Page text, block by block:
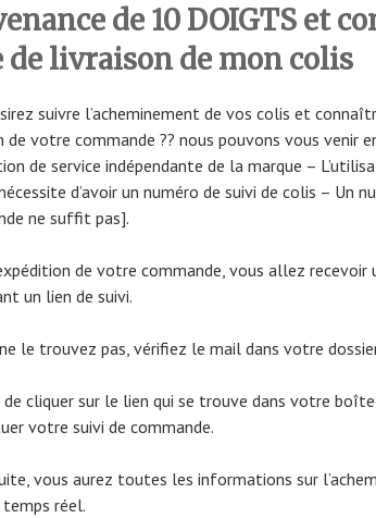
de 10 DOIGTS et
de livraison de mon colis
suivre l’acheminement de vos colis et
de votre commande ?? nous pouvons vous venir
de service indépendante de la marque –
d’avoir un numéro de suivi de colis – Un
ne suffit pas].
de votre commande, vous allez recevoir
un lien de suivi.
le trouvez pas, vérifiez le mail dans votre
cliquer sur le lien qui se trouve dans votre
votre suivi de commande.
vous aurez toutes les informations sur
réel.